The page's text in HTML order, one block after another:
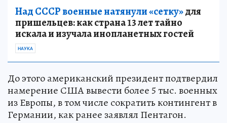
Над СССР военные натянули «сетку»для
пришельцев: как страна 13 лет тайно
искала и изучала инопланетных гостей
НАУКА
До этого американский президент подтвердил
намерение США вывести более 5 тыс. военных
из Европы, в том числе сократить контингент в
Германии, как ранее заявлял Пентагон.